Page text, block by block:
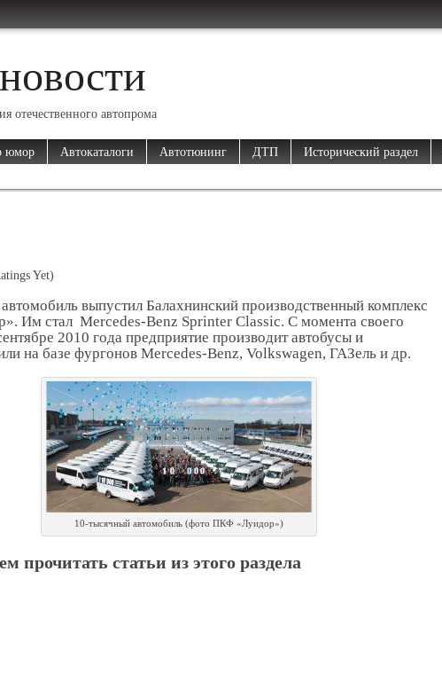
отечественного автопрома
юмор Автокаталоги Автотюнинг ДТП Исторический раздел
Yet)
выпустил Балахнинский производственный комплекс
Им стал Mercedes-Benz Sprinter Classic. С момента своего
2010 года предприятие производит автобусы и
на базе фургонов Mercedes-Benz, Volkswagen, ГАЗель и др.
10-тысячный автомобиль (фото ПКФ «Луидор»)
прочитать статьи из этого раздела